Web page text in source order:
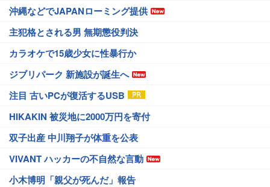
沖縄などでJAPANローミング提供
主犯格とされる男 無期懲役判決
カラオケで15歳少女に性暴行か
ジブリパーク 新施設が誕生へ
注目 古いPCが復活するUSB
HIKAKIN 被災地に2000万円を寄付
双子出産 中川翔子が体重を公表
VIVANT ハッカーの不自然な言動
小木博明「親父が死んだ」報告